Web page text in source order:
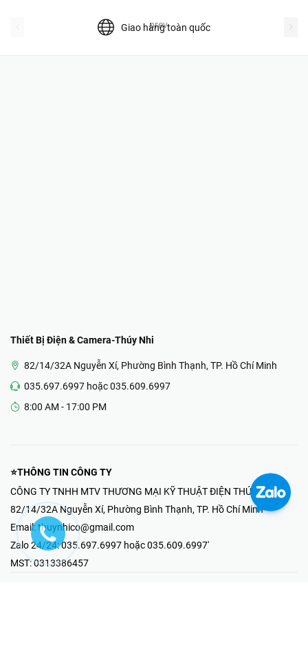
Giao hàng toàn quốc
prev
Thiết Bị Điện & Camera-Thúy Nhi
82/14/32A Nguyễn Xí, Phường Bình Thạnh, TP. Hồ Chí Minh
035.697.6997 hoặc 035.609.6997
8:00 AM - 17:00 PM
⭐THÔNG TIN CÔNG TY
CÔNG TY TNHH MTV THƯƠNG MẠI KỸ THUẬT ĐIỆN THÚY NHI
82/14/32A Nguyễn Xí, Phường Bình Thạnh, TP. Hồ Chí Minh
Email: thuynhico@gmail.com
Zalo 24/24:035.697.6997 hoặc 035.609.6997'
MST:0313386457